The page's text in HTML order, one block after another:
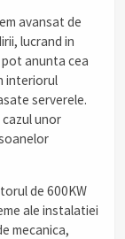
avansat de
lucrand in
anunta cea
interiorul
serverele.
unor
de 600KW
ale instalatiei
mecanica,